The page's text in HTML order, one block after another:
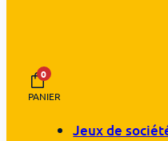
0
PANIER
Jeux de